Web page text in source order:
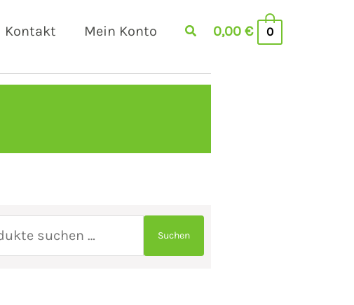
Kontakt Mein Konto 0,00 € 0
Suchen